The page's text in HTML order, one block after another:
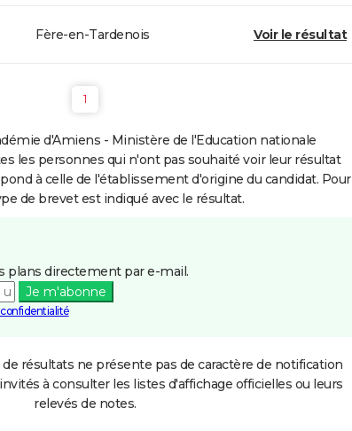
Fère-en-Tardenois Voir le résultat
1
d'Amiens - Ministère de l'Education nationale
les personnes qui n'ont pas souhaité voir leur résultat
à celle de l'établissement d'origine du candidat. Pour
de brevet est indiqué avec le résultat.
plans directement par e-mail.
Je m'abonne
résultats ne présente pas de caractère de notification
à consulter les listes d'affichage officielles ou leurs
relevés de notes.